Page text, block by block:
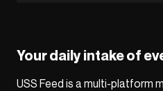
Your daily intake of
USS Feed is a multi-platform